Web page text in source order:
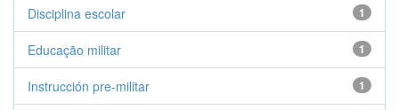
1
Disciplina escolar
1
Educação militar
1
Instrucción pre-militar